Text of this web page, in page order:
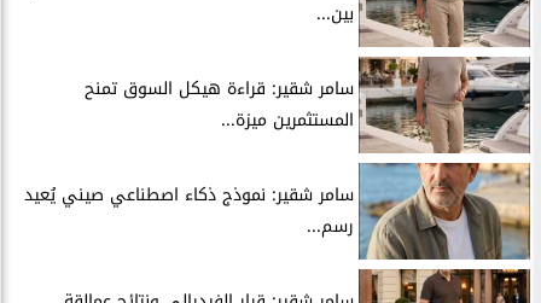
بين...
سامر شقير: قراءة هيكل السوق تمنح
المستثمرين ميزة...
سامر شقير: نموذج ذكاء اصطناعي صيني يُعيد
رسم...